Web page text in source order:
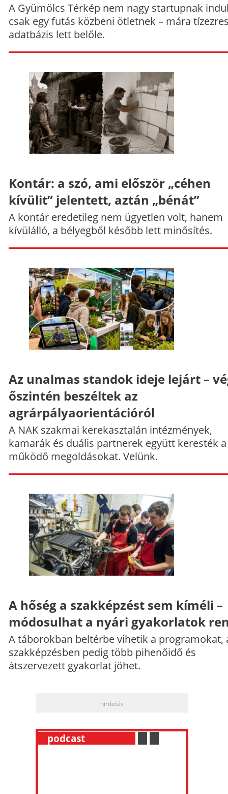
A Gyümölcs Térkép nem nagy startupnak
csak egy futás közbeni ötletnek – mára
adatbázis lett belőle.
Kontár: a szó, ami először „céhen
kívülit” jelentett, aztán „bénát”
A kontár eredetileg nem ügyetlen volt, hanem
kívülálló, a bélyegből később lett minősítés.
Az unalmas standok ideje lejárt –
őszintén beszéltek az
agrárpályaorientációról
A NAK szakmai kerekasztalán intézmények,
kamarák és duális partnerek együtt keresték a
működő megoldásokat. Velünk.
A hőség a szakképzést sem kíméli –
módosulhat a nyári gyakorlatok
A táborokban beltérbe vihetik a programokat,
szakképzésben pedig több pihenőidő és
átszervezett gyakorlat jöhet.
hirdetés
podcast